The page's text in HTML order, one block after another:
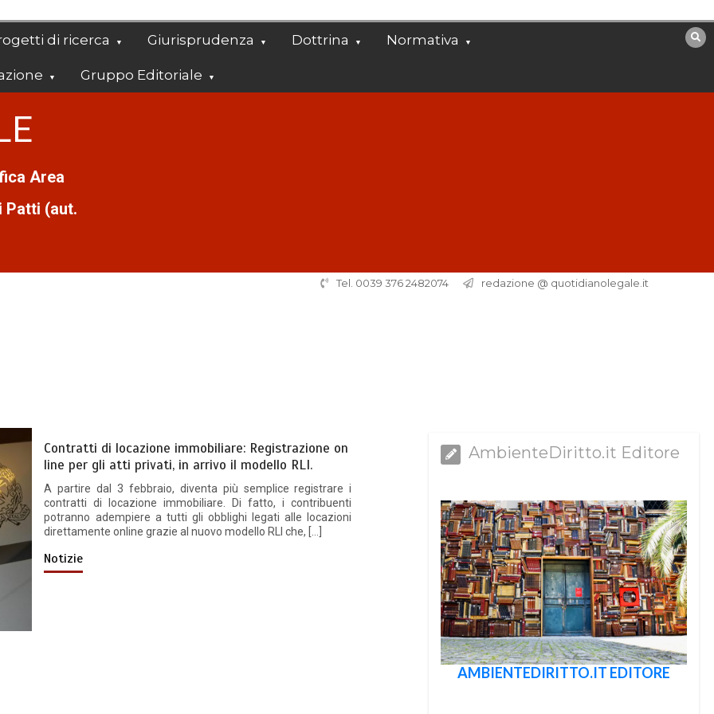
di ricerca Giurisprudenza Dottrina Normativa
Gruppo Editoriale
Area
Patti (aut.
Tel. 0039 376 2482074 redazione @ quotidianolegale.it
Contratti di locazione immobiliare: Registrazione on
line per gli atti privati, in arrivo il modello RLI.
A partire dal 3 febbraio, diventa più semplice registrare i
contratti di locazione immobiliare. Di fatto, i contribuenti
potranno adempiere a tutti gli obblighi legati alle locazioni
direttamente online grazie al nuovo modello RLI che, […]
Notizie
AmbienteDiritto.it Editore
AMBIENTEDIRITTO.IT EDITORE